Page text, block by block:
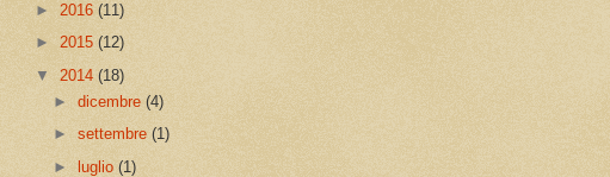
► 2016 (11)
► 2015 (12)
▼ 2014 (18)
►dicembre(4)
►settembre(1)
►luglio(1)